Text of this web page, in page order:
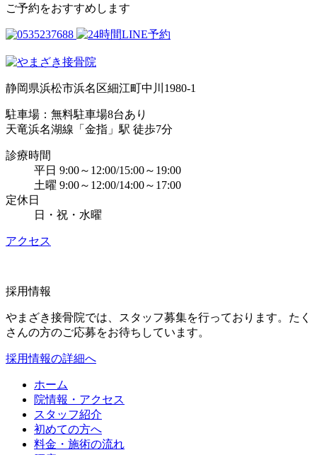
ご予約をおすすめします
静岡県浜松市浜名区細江町中川1980-1
駐車場：無料駐車場8台あり
天竜浜名湖線「金指」駅 徒歩7分
診療時間
平日 9:00～12:00/15:00～19:00
土曜 9:00～12:00/14:00～17:00
定休日
日・祝・水曜
アクセス
採用情報
やまざき接骨院では、スタッフ募集を行っております。たく
さんの方のご応募をお待ちしています。
採用情報の詳細へ
ホーム
院情報・アクセス
スタッフ紹介
初めての方へ
料金・施術の流れ